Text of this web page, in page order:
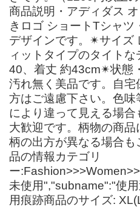
商品説明・アディダス
きロゴ ショートTシャツ
デザインです。✴サイズ
ィットタイプのタイト
40、着丈 約43cm✴状態
汚れ無く美品です。自
方はご遠慮下さい。色味
により違って見える場合
大歓迎です。柄物の商品
柄の出方が異なる場合
品の情報カテゴリ
ー
未使用","subname":"使
用痕跡商品のサイズ: